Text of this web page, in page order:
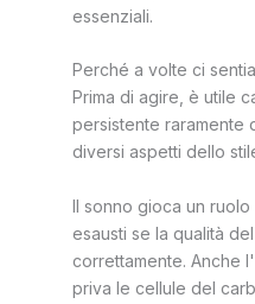
essenziali.
Perché a volte ci
Prima di agire, è utile
persistente raramente
diversi aspetti dello
Il sonno gioca un
esausti se la qualità
correttamente. Anche
priva le cellule del